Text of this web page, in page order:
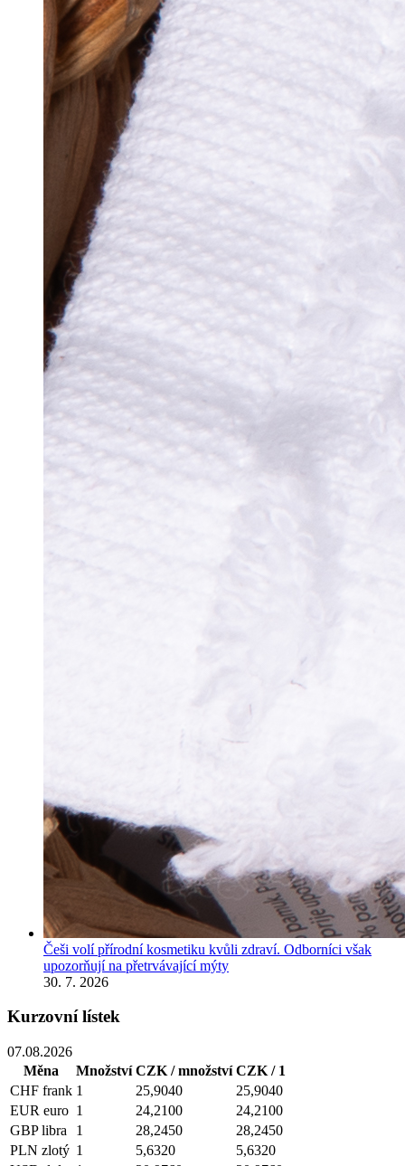
Češi volí přírodní kosmetiku kvůli zdraví. Odborníci však
upozorňují na přetrvávající mýty
30. 7. 2026
Kurzovní lístek
07.08.2026
Měna
Množství CZK / množství CZK / 1
CHF frank 1 25,9040
25,9040
EUR euro 1 24,2100
24,2100
GBP libra 1 28,2450
28,2450
PLN zlotý 1 5,6320
5,6320